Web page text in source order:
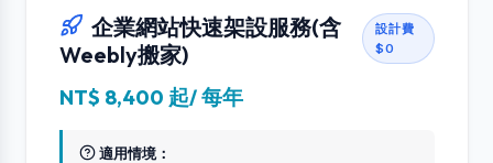
企業網站快速架設服務(含
Weebly搬家)
設計費
$0
NT$ 8,400 起/ 每年
適用情境：